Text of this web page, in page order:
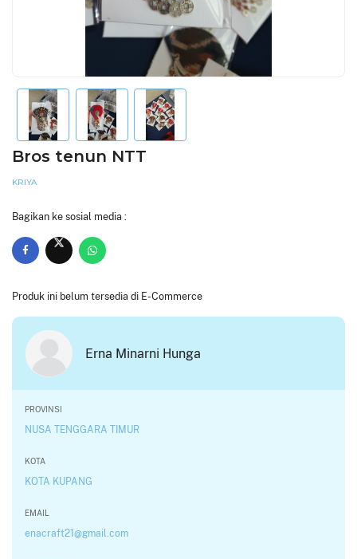
Bros tenun NTT
KRIYA
Bagikan ke sosial media :
Produk ini belum tersedia di E-Commerce
Erna Minarni Hunga
PROVINSI
NUSA TENGGARA TIMUR
KOTA
KOTA KUPANG
EMAIL
enacraft21@gmail.com